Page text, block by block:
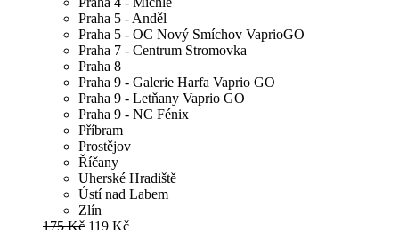
Praha 5 - Anděl
Praha 5 - OC Nový Smíchov VaprioGO
Praha 7 - Centrum Stromovka
Praha 8
Praha 9 - Galerie Harfa Vaprio GO
Praha 9 - Letňany Vaprio GO
Praha 9 - NC Fénix
Příbram
Prostějov
Říčany
Uherské Hradiště
Ústí nad Labem
Zlín
175 Kč 119 Kč